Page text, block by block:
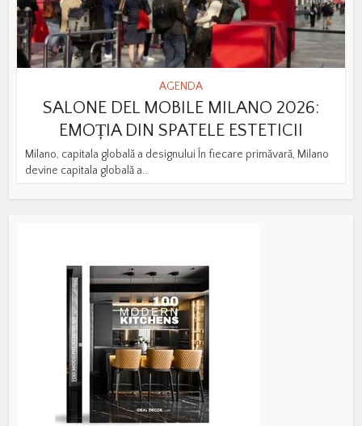
AGENDA
SALONE DEL MOBILE MILANO 2026:
EMOȚIA DIN SPATELE ESTETICII
Milano, capitala globală a designului În fiecare primăvară, Milano
devine capitala globală a...